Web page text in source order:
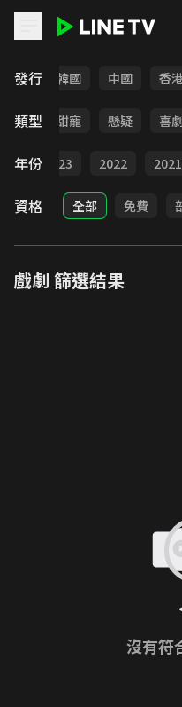
發行
日本 韓國 中國 香
類型
改編 甜寵 懸疑 喜劇
年份 2023 2022 2021
資格 全部 免費
戲劇 篩選結果
沒有符